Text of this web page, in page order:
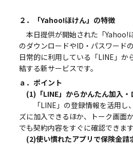
２．「Yahoo!ほけん」の特徴
本日提供が開始された「Yahoo!
のダウンロードやID・パスワード
日常的に利用している「LINE」か
結する新サービスです。
ａ．ポイント
(1)「LINE」からかんたん加入
「LINE」の登録情報を活用し
ズに加入できるほか、トーク画面
でも契約内容をすぐに確認できます
(2)使い慣れたアプリで保険金請